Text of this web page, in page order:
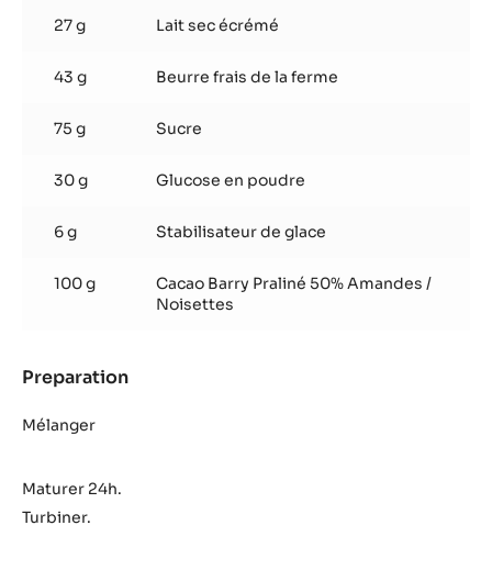
Marcona
27 g Lait sec écrémé
43 g Beurre frais de la ferme
75 g Sucre
30 g Glucose en poudre
6 g Stabilisateur de glace
100 g
Cacao Barry Praliné 50% Amandes /
Noisettes
Preparation
Mélanger
Maturer 24h.
Turbiner.